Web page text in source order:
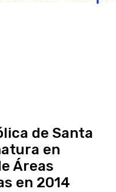
de Santa
en
Áreas
en 2014